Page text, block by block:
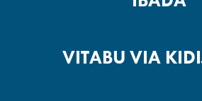
VITABU VIA